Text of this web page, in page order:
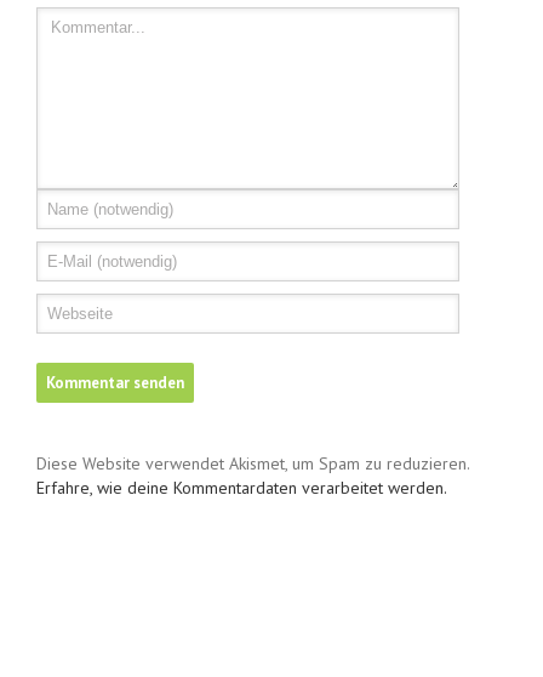
Diese Website verwendet Akismet, um Spam zu reduzieren.
Erfahre, wie deine Kommentardaten verarbeitet werden.